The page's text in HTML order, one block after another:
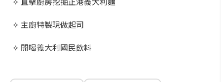
✧ 主廚特製現做起司
✧ 開喝義大利國民飲料